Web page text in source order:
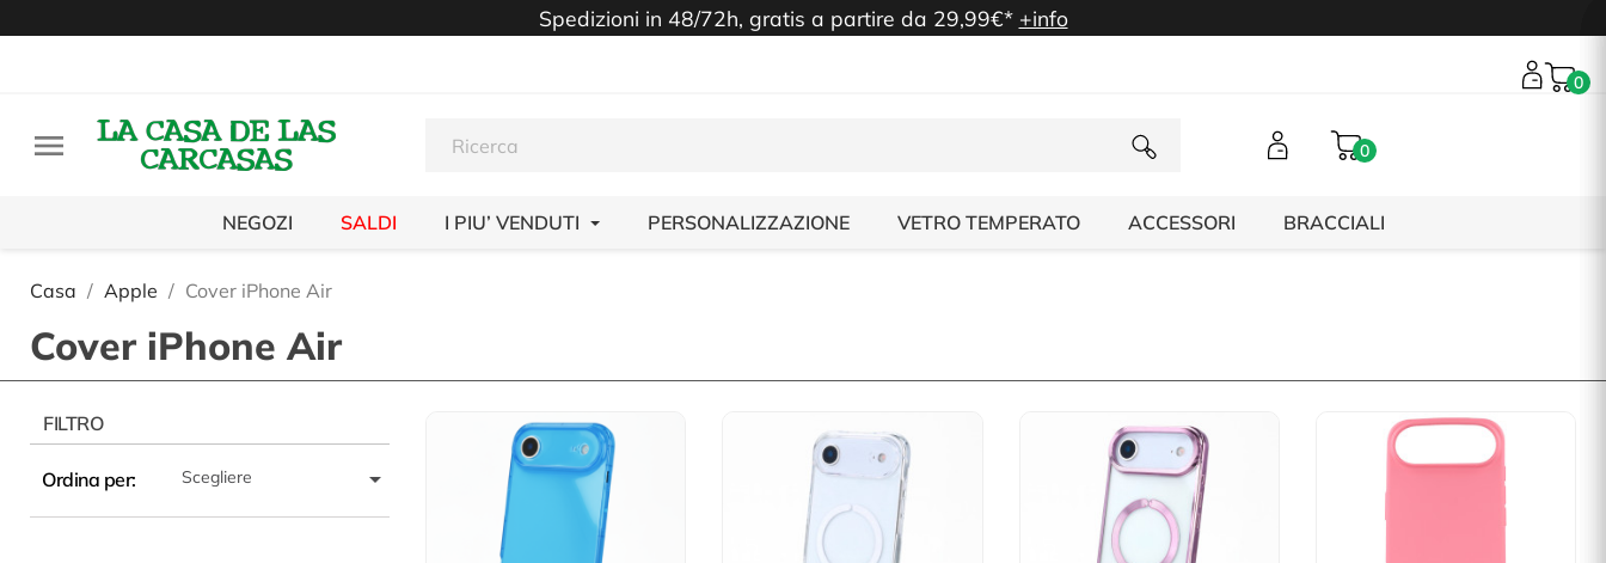
Spedizioni in 48/72h, gratis a partire da 29,99€* +info
0
 0
NEGOZI SALDI I PIU’ VENDUTI PERSONALIZZAZIONE VETRO TEMPERATO ACCESSORI BRACCIALI
Casa Apple Cover iPhone Air
Cover iPhone Air
FILTRO
Ordina per: Scegliere 